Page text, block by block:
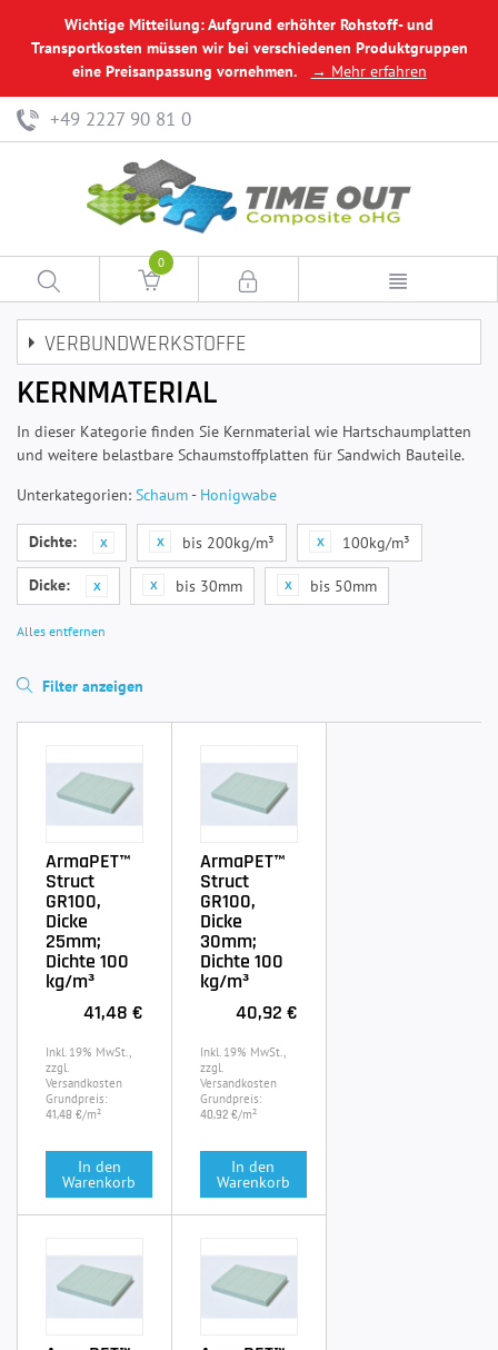
Wichtige Mitteilung: Aufgrund erhöhter Rohstoff- und
Transportkosten müssen wir bei verschiedenen Produktgruppen
eine Preisanpassung vornehmen.
→ Mehr erfahren
+49 2227 90 81 0
0
VERBUNDWERKSTOFFE
KERNMATERIAL
In dieser Kategorie finden Sie Kernmaterial wie Hartschaumplatten
und weitere belastbare Schaumstoffplatten für Sandwich Bauteile.
Unterkategorien: Schaum- Honigwabe
Dichte: bis 200kg/m³ 100kg/m³
Dicke: bis 30mm bis 50mm
Alles entfernen
Filter anzeigen
ArmaPET™
Struct
GR100,
Dicke
25mm;
Dichte 100
kg/m³
41,48 €
Inkl. 19% MwSt.,
zzgl.
Versandkosten
Grundpreis:
41,48 €/m²
In den
Warenkorb
ArmaPET™
Struct
GR100,
Dicke
30mm;
Dichte 100
kg/m³
40,92 €
Inkl. 19% MwSt.,
zzgl.
Versandkosten
Grundpreis:
40,92 €/m²
In den
Warenkorb